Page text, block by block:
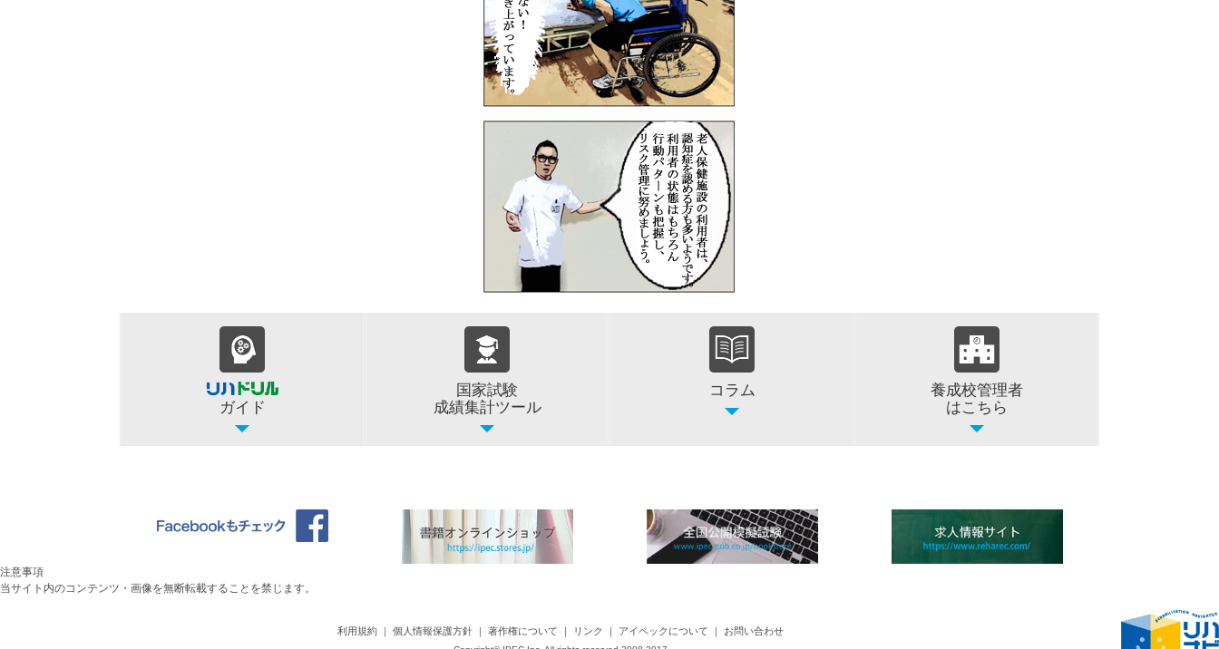
ガイド
国家試験
成績集計ツール
コラム
養成校管理者
はこちら
注意事項
当サイト内のコンテンツ・画像を無断転載することを禁じます。
利用規約 ｜個人情報保護方針 ｜著作権について リンク アイペックについて お問い合わせ